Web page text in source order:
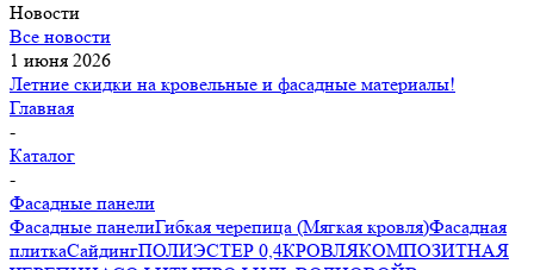
Новости
Все новости
1 июня 2026
Летние скидки на кровельные и фасадные материалы!
Главная
-
Каталог
-
Фасадные панели
Фасадные панелиГибкая черепица (Мягкая кровля)Фасадная
плиткаСайдингПОЛИЭСТЕР 0,4КРОВЛЯКОМПОЗИТНАЯ